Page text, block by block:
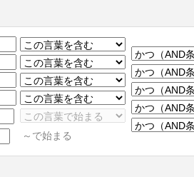
～で始まる